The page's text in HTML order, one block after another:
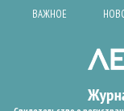
ВАЖНОЕ